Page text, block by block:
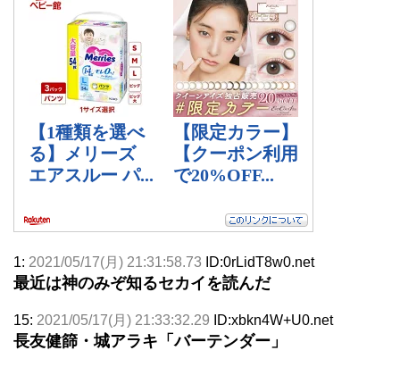
1: 2021/05/17(月) 21:31:58.73 ID:0rLidT8w0.net
最近は神のみぞ知るセカイを読んだ
15: 2021/05/17(月) 21:33:32.29 ID:xbkn4W+U0.net
長友健篩・城アラキ「バーテンダー」